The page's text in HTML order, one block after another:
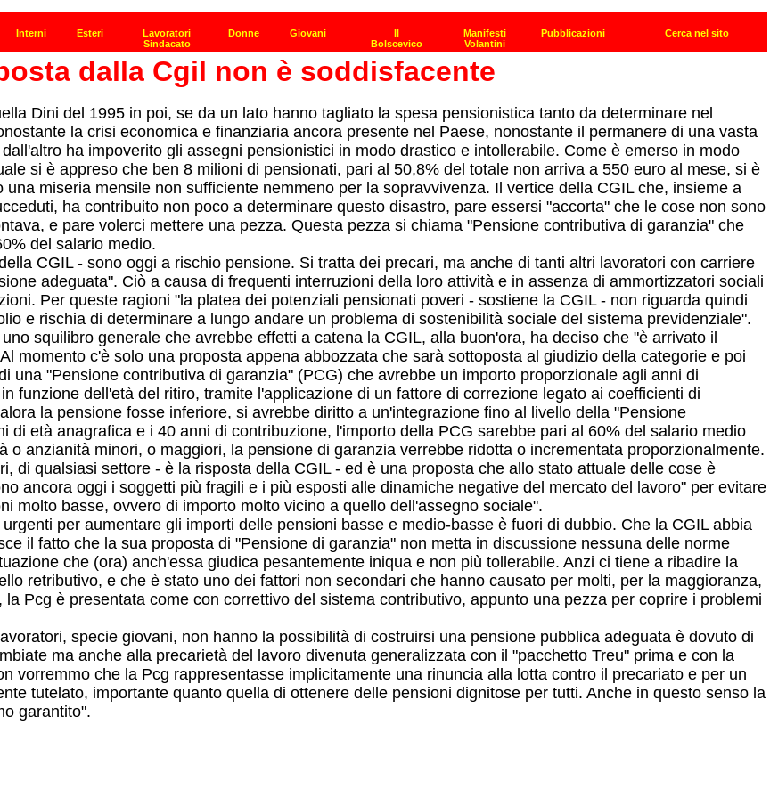
dalla Cgil non è soddisfacente
Dini del 1995 in poi, se da un lato hanno tagliato la spesa pensionistica tanto da determinare nel
la crisi economica e finanziaria ancora presente nel Paese, nonostante il permanere di una vasta
ha impoverito gli assegni pensionistici in modo drastico e intollerabile. Come è emerso in modo
si è appreso che ben 8 milioni di pensionati, pari al 50,8% del totale non arriva a 550 euro al mese, si è
miseria mensile non sufficiente nemmeno per la sopravvivenza. Il vertice della CGIL che, insieme a
ha contribuito non poco a determinare questo disastro, pare essersi "accorta" che le cose non sono
e pare volerci mettere una pezza. Questa pezza si chiama "Pensione contributiva di garanzia" che
del salario medio.
CGIL - sono oggi a rischio pensione. Si tratta dei precari, ma anche di tanti altri lavoratori con carriere
adeguata". Ciò a causa di frequenti interruzioni della loro attività e in assenza di ammortizzatori sociali
Per queste ragioni "la platea dei potenziali pensionati poveri - sostiene la CGIL - non riguarda quindi
e rischia di determinare a lungo andare un problema di sostenibilità sociale del sistema previdenziale".
squilibro generale che avrebbe effetti a catena la CGIL, alla buon'ora, ha deciso che "è arrivato il
momento c'è solo una proposta appena abbozzata che sarà sottoposta al giudizio della categorie e poi
una "Pensione contributiva di garanzia" (PCG) che avrebbe un importo proporzionale agli anni di
funzione dell'età del ritiro, tramite l'applicazione di un fattore di correzione legato ai coefficienti di
la pensione fosse inferiore, si avrebbe diritto a un'integrazione fino al livello della "Pensione
età anagrafica e i 40 anni di contribuzione, l'importo della PCG sarebbe pari al 60% del salario medio
anzianità minori, o maggiori, la pensione di garanzia verrebbe ridotta o incrementata proporzionalmente.
di qualsiasi settore - è la risposta della CGIL - ed è una proposta che allo stato attuale delle cose è
ancora oggi i soggetti più fragili e i più esposti alle dinamiche negative del mercato del lavoro" per evitare
molto basse, ovvero di importo molto vicino a quello dell'assegno sociale".
per aumentare gli importi delle pensioni basse e medio-basse è fuori di dubbio. Che la CGIL abbia
il fatto che la sua proposta di "Pensione di garanzia" non metta in discussione nessuna delle norme
che (ora) anch'essa giudica pesantemente iniqua e non più tollerabile. Anzi ci tiene a ribadire la
retributivo, e che è stato uno dei fattori non secondari che hanno causato per molti, per la maggioranza,
Pcg è presentata come con correttivo del sistema contributivo, appunto una pezza per coprire i problemi
specie giovani, non hanno la possibilità di costruirsi una pensione pubblica adeguata è dovuto di
ma anche alla precarietà del lavoro divenuta generalizzata con il "pacchetto Treu" prima e con la
vorremmo che la Pcg rappresentasse implicitamente una rinuncia alla lotta contro il precariato e per un
tutelato, importante quanto quella di ottenere delle pensioni dignitose per tutti. Anche in questo senso la
garantito".